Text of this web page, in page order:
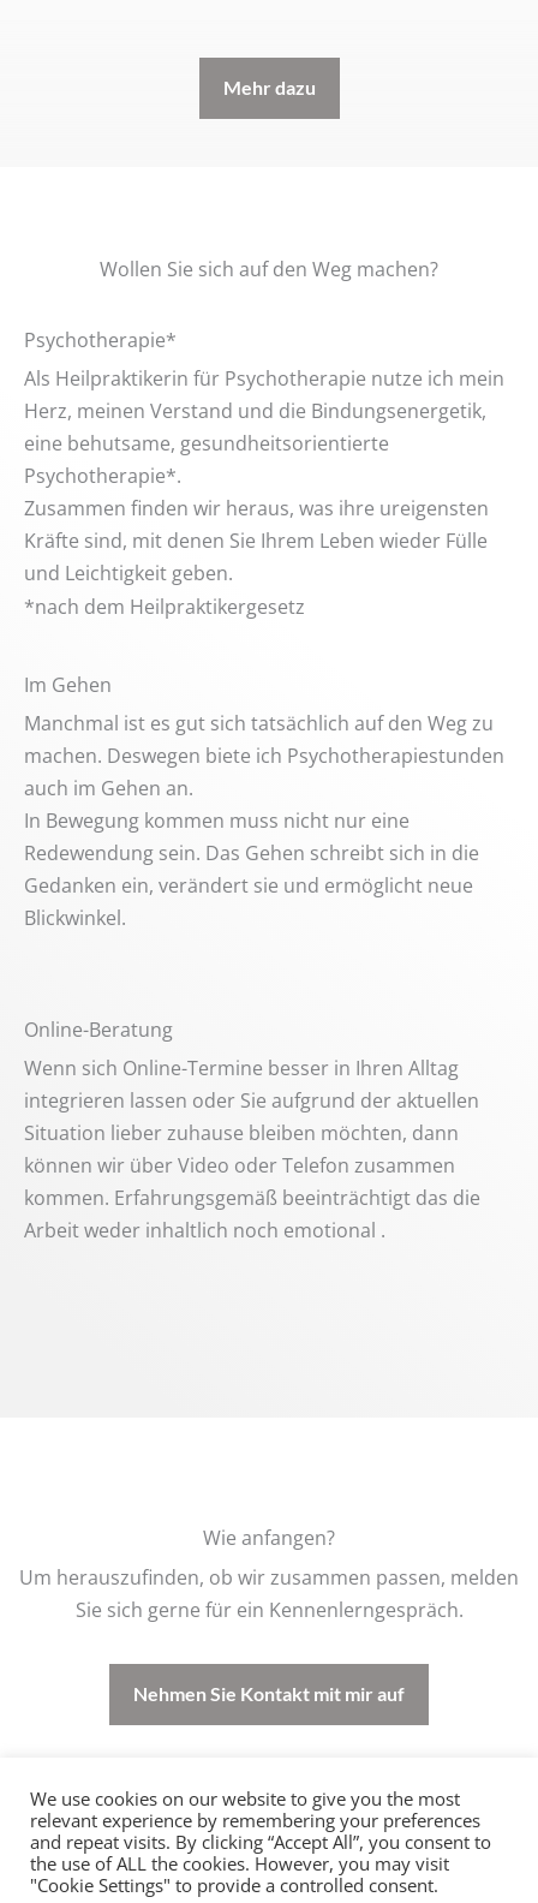
Mehr dazu
Wollen Sie sich auf den Weg machen?
Psychotherapie*
Als Heilpraktikerin für Psychotherapie nutze ich mein
Herz, meinen Verstand und die Bindungsenergetik,
eine behutsame, gesundheitsorientierte
Psychotherapie*.
Zusammen finden wir heraus, was ihre ureigensten
Kräfte sind, mit denen Sie Ihrem Leben wieder Fülle
und Leichtigkeit geben.
*nach dem Heilpraktikergesetz
Im Gehen
Manchmal ist es gut sich tatsächlich auf den Weg zu
machen. Deswegen biete ich Psychotherapiestunden
auch im Gehen an.
In Bewegung kommen muss nicht nur eine
Redewendung sein. Das Gehen schreibt sich in die
Gedanken ein, verändert sie und ermöglicht neue
Blickwinkel.
Online-Beratung
Wenn sich Online-Termine besser in Ihren Alltag
integrieren lassen oder Sie aufgrund der aktuellen
Situation lieber zuhause bleiben möchten, dann
können wir über Video oder Telefon zusammen
kommen. Erfahrungsgemäß beeinträchtigt das die
Arbeit weder inhaltlich noch emotional .
Wie anfangen?
Um herauszufinden, ob wir zusammen passen, melden
Sie sich gerne für ein Kennenlerngespräch.
Nehmen Sie Kontakt mit mir auf
© 2026 Clea Kächele - Psychotherapie nach dem
Heilpraktikergesetz
Impressum|Datenschutz
We use cookies on our website to give you the most
relevant experience by remembering your preferences
and repeat visits. By clicking “Accept All”, you consent to
the use of ALL the cookies. However, you may visit
"Cookie Settings" to provide a controlled consent.